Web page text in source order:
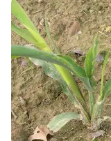
Ravageurs du
mouche en
Trois mouches
dégâts sur maïs en
29 MARS 2022